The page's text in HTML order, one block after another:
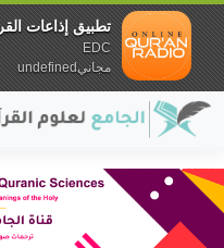
تطبيق إذاعات
EDC
مجانيundefined